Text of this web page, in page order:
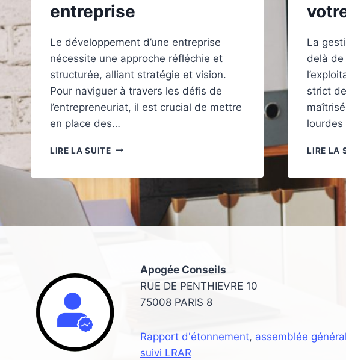
entreprise
Le développement d’une entreprise
nécessite une approche réfléchie et
structurée, alliant stratégie et vision.
Pour naviguer à travers les défis de
l’entrepreneuriat, il est crucial de mettre
en place des…
LIRE LA SUITECOMMENT
DÉVELOPPEMENT
DE
SON
ENTREPRISE
La
delà
strict
LIRE LA
Apogée Conseils
RUE DE PENTHIEVRE 10
75008 PARIS 8
Rapport d'étonnement, assemblée
suivi LRAR